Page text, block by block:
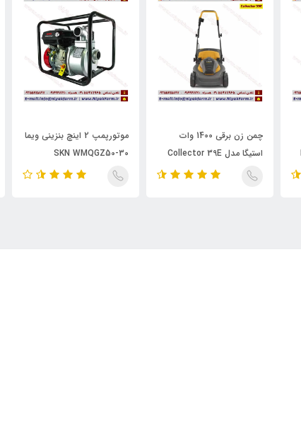
چمن زن برقی 1400 وات
استیگا مدل Collector 39E
موتورپمپ 2 اینچ بنزینی ویما
SKN WMQGZ50-30